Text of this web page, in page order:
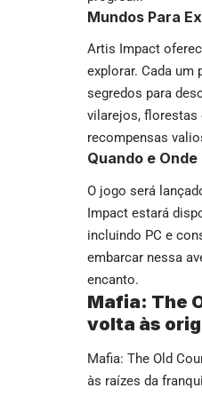
Mundos Para
Artis Impact
explorar. Cada
segredos para
vilarejos, florestas
recompensas
Quando e
O jogo será
Impact estará
incluindo PC e
embarcar nessa
encanto.
Mafia: The
volta às
Mafia: The Old
às raízes da